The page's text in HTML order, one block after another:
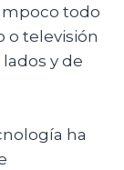
todo
o televisión
y de
ha